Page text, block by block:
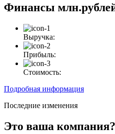
Финансы
Выручка:
Прибыль:
Стоимость:
Подробная информация
Последние изменения
Это ваша компания?